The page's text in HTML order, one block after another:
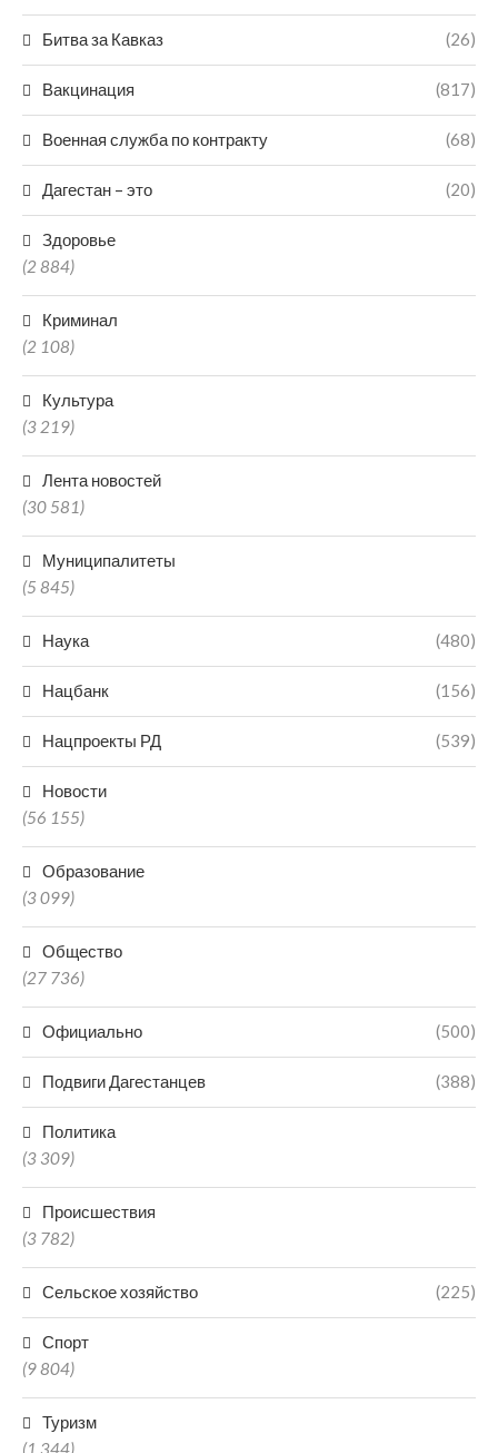
Битва за Кавказ (26)
Вакцинация (817)
Военная служба по контракту (68)
Дагестан – это (20)
Здоровье
(2 884)
Криминал
(2 108)
Культура
(3 219)
Лента новостей
(30 581)
Муниципалитеты
(5 845)
Наука (480)
Нацбанк (156)
Нацпроекты РД (539)
Новости
(56 155)
Образование
(3 099)
Общество
(27 736)
Официально (500)
Подвиги Дагестанцев (388)
Политика
(3 309)
Происшествия
(3 782)
Сельское хозяйство (225)
Спорт
(9 804)
Туризм
(1 344)